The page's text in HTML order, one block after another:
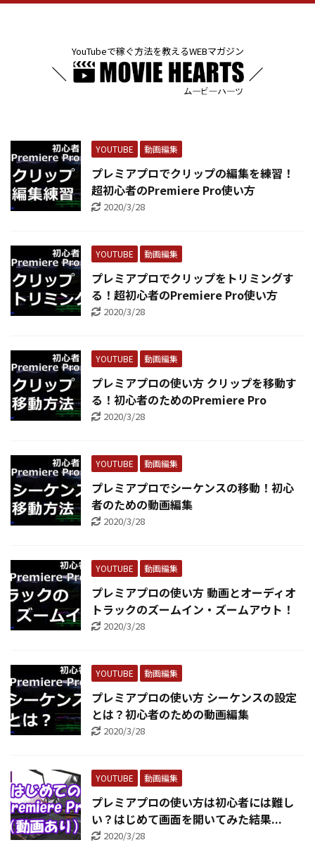
YouTubeで稼ぐ方法を教えるWEBマガジン
YOUTUBE 動画編集
プレミアプロでクリップの編集を練習！
超初心者のPremiere Pro使い方
2020/3/28
YOUTUBE 動画編集
プレミアプロでクリップをトリミングす
る！超初心者のPremiere Pro使い方
2020/3/28
YOUTUBE 動画編集
プレミアプロの使い方 クリップを移動す
る！初心者のためのPremiere Pro
2020/3/28
YOUTUBE 動画編集
プレミアプロでシーケンスの移動！初心
者のための動画編集
2020/3/28
YOUTUBE 動画編集
プレミアプロの使い方 動画とオーディオ
トラックのズームイン・ズームアウト！
2020/3/28
YOUTUBE 動画編集
プレミアプロの使い方 シーケンスの設定
とは？初心者のための動画編集
2020/3/28
YOUTUBE 動画編集
プレミアプロの使い方は初心者には難し
い？はじめて画面を開いてみた結果...
2020/3/28